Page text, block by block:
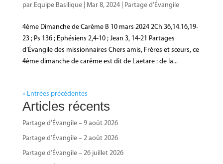
par Equipe Basilique| Mar 8, 2024| Partage d'Évangile
4ème Dimanche de Carême B 10 mars 2024 2Ch 36,14.16,19-
23 ; Ps 136 ; Ephésiens 2,4-10 ; Jean 3, 14-21 Partages
d’Évangile des missionnaires Chers amis, Frères et sœurs, ce
4ème dimanche de carême est dit de Laetare : de la...
« Entrées précédentes
Articles récents
Partage d’Évangile – 9 août 2026
Partage d’Évangile – 2 août 2026
Partage d’Évangile – 26 juillet 2026